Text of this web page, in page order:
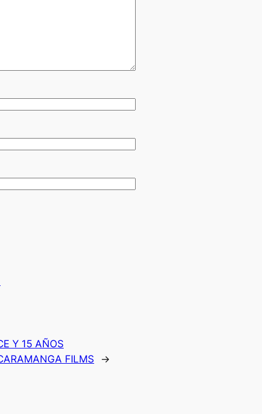
Y 15 AÑOS
FILMS
→